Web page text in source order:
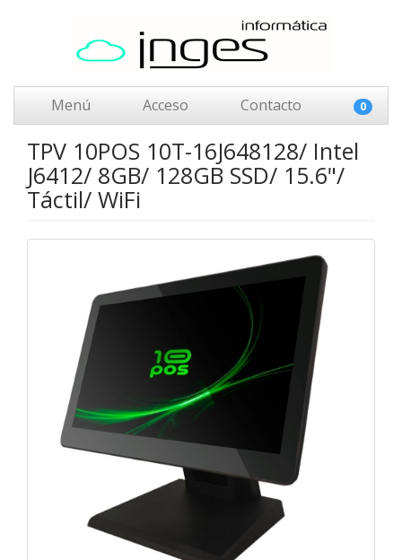
Menú Acceso Contacto 0
TPV 10POS 10T-16J648128/ Intel
J6412/ 8GB/ 128GB SSD/ 15.6"/
Táctil/ WiFi